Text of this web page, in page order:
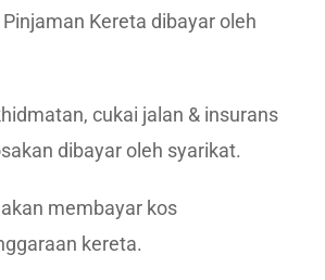
Kereta dibayar oleh
cukai jalan & insurans
dibayar oleh syarikat.
membayar kos
kereta.